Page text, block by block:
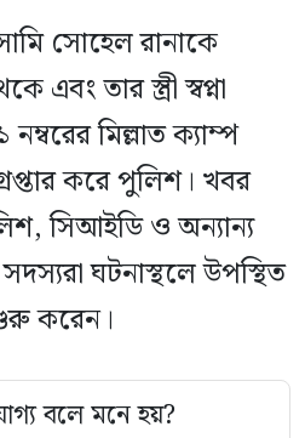
সোহেল রানাকে
এবং তার স্ত্রী স্বপ্না
মিল্লাত ক্যাম্প
করে পুলিশ। খবর
সিআইডি ও অন্যান্য
ঘটনাস্থলে উপস্থিত
করেন।
বলে মনে হয়?